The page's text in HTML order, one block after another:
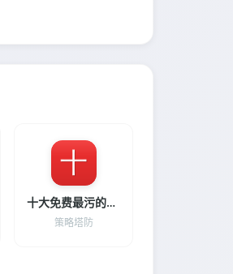
十大免费最污的直播
策略塔防